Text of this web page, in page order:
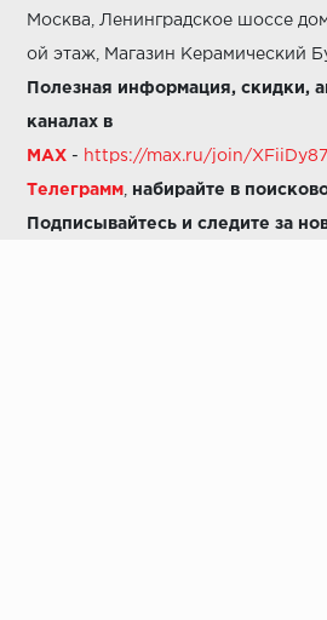
Москва, Ленинградское шоссе
ой этаж, Магазин Керамический
Полезная информация, скидки,
каналах в
MAX - https://max.ru/join/
Телеграмм набирайте в
Подписывайтесь и следите за